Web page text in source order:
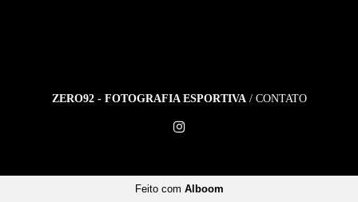
ZERO92 - FOTOGRAFIA ESPORTIVA/ CONTATO
Feito com Alboom